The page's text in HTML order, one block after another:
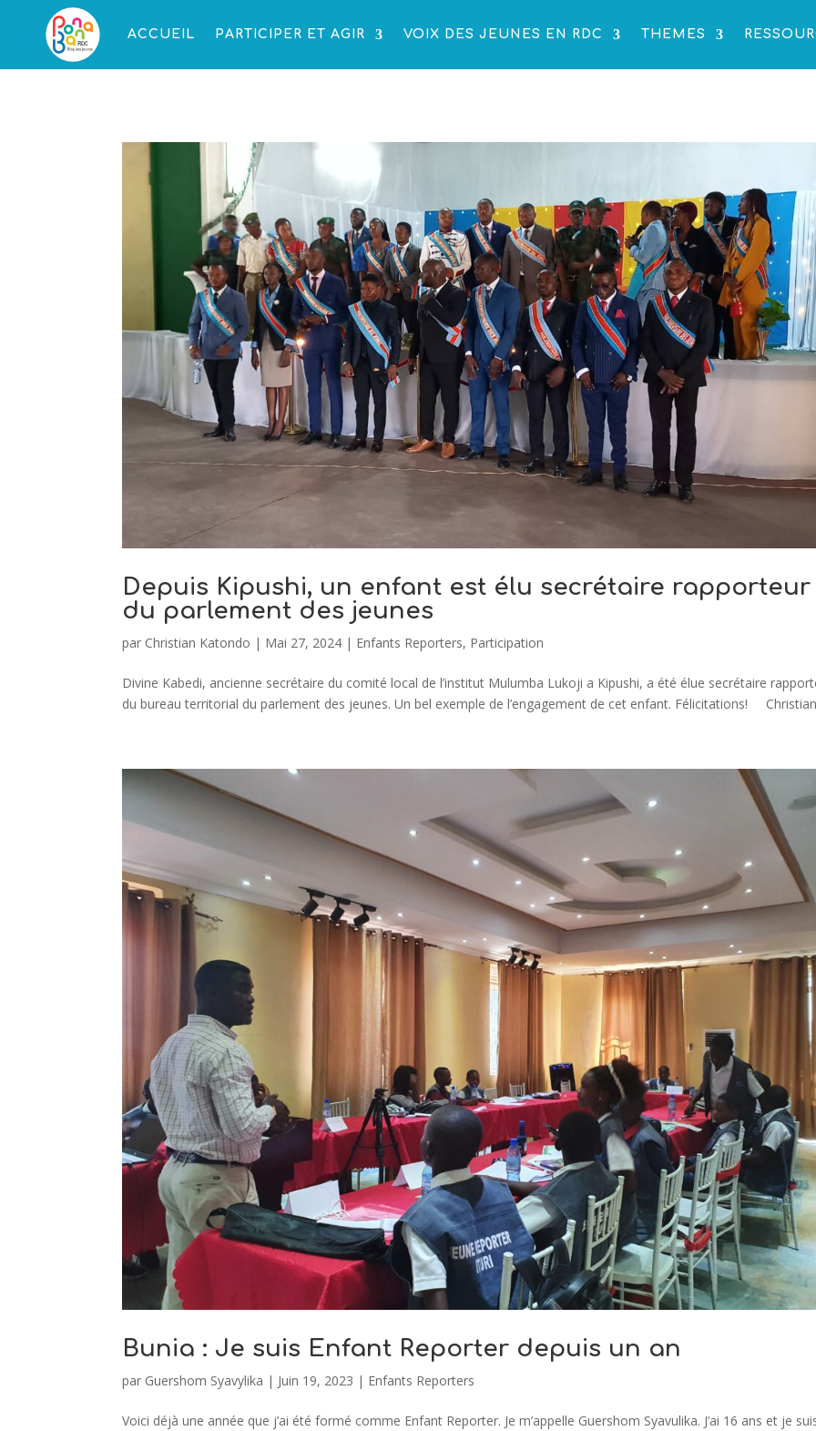
ACCUEIL PARTICIPER ET AGIR VOIX DES JEUNES EN RDC THEMES
Depuis Kipushi, un enfant est élu secrétaire rapporteur
du parlement des jeunes
par Christian Katondo | Mai 27, 2024 | Enfants Reporters, Participation
Divine Kabedi, ancienne secrétaire du comité local de l’institut Mulumba Lukoji a Kipushi, a été élue secrétaire
du bureau territorial du parlement des jeunes. Un bel exemple de l’engagement de cet enfant. Félicitations!
Bunia : Je suis Enfant Reporter depuis un an
par Guershom Syavylika | Juin 19, 2023 | Enfants Reporters
Voici déjà une année que j’ai été formé comme Enfant Reporter. Je m’appelle Guershom Syavulika. J’ai 16 ans et je